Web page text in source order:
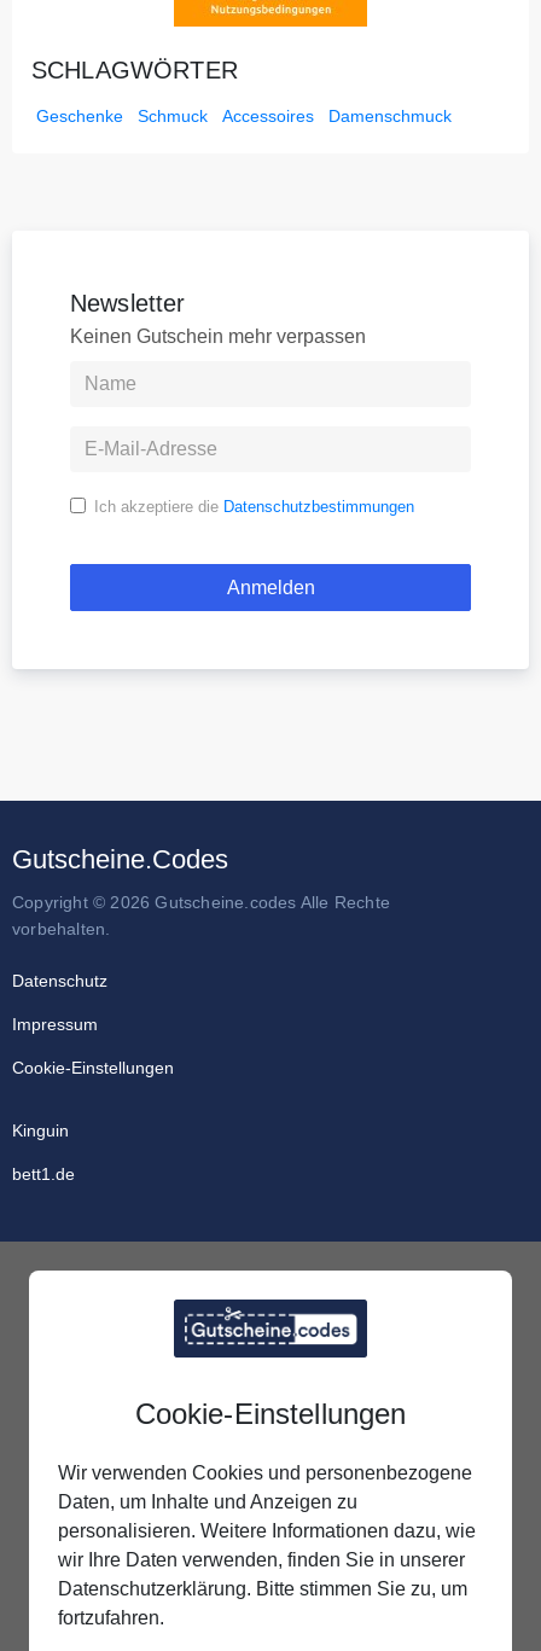
SCHLAGWÖRTER
Geschenke Schmuck Accessoires Damenschmuck
Newsletter
Keinen Gutschein mehr verpassen
Ich akzeptiere die Datenschutzbestimmungen
Gutscheine.Codes
Copyright © 2026 Gutscheine.codes Alle Rechte
vorbehalten.
Datenschutz
Impressum
Cookie-Einstellungen
Kinguin
bett1.de
Cookie-Einstellungen
Wir verwenden Cookies und personenbezogene
Daten, um Inhalte und Anzeigen zu
personalisieren. Weitere Informationen dazu, wie
wir Ihre Daten verwenden, finden Sie in unserer
Datenschutzerklärung. Bitte stimmen Sie zu, um
fortzufahren.